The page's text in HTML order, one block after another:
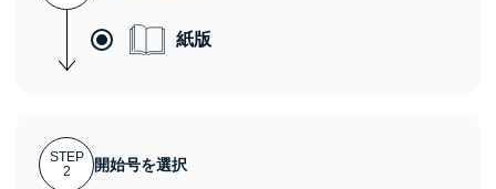
紙版
STEP
2
開始号を選択